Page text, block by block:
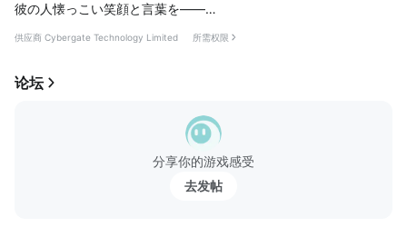
彼の人懐っこい笑顔と言葉を――
指アイコンを押すと物語が進んでいきます。
たまにおびえるときも、きっとあるけど、
私、ちゃんと自分の信じた道を進むから――。
供应商 Cybergate Technology Limited 所需权限
论坛
分享你的游戏感受
去发帖